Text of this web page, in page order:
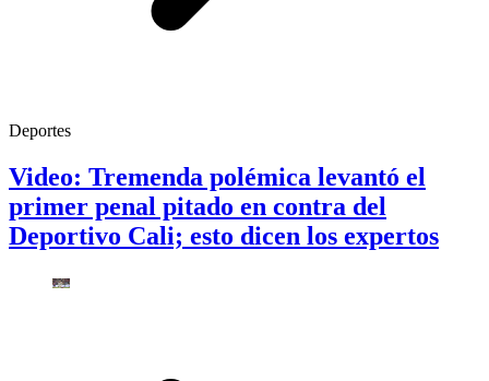
Deportes
Video: Tremenda polémica levantó el
primer penal pitado en contra del
Deportivo Cali; esto dicen los expertos